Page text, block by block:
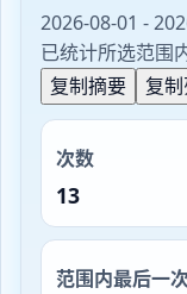
2026-08-01 -
已统计所选范围
复制摘要
复
次数
13
范围内最后一次